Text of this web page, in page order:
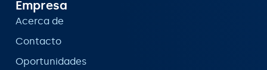
Empresa
Acerca de
Contacto
Oportunidades